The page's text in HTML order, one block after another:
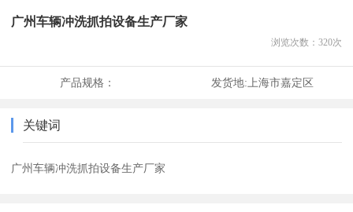
广州车辆冲洗抓拍设备生产厂家
浏览次数： 320次
产品规格： 发货地:上海市嘉定区
关键词
广州车辆冲洗抓拍设备生产厂家